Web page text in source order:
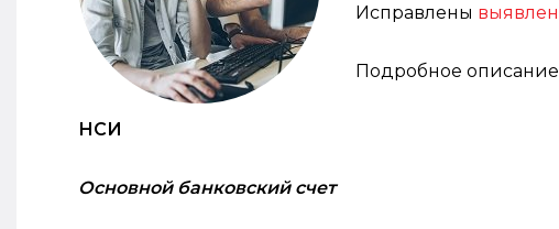
Исправлены
Подробное описание
НСИ
Основной банковский счет